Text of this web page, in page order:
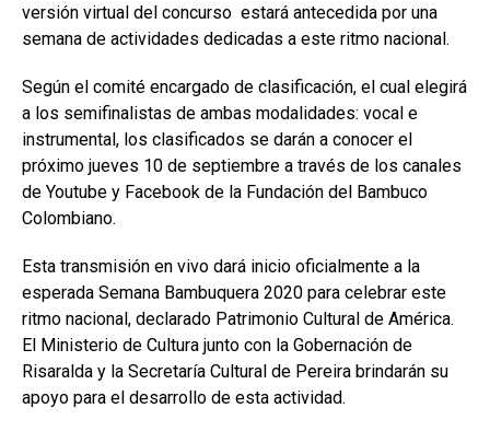
versión virtual del concurso estará antecedida por una
semana de actividades dedicadas a este ritmo nacional.
Según el comité encargado de clasificación, el cual elegirá
a los semifinalistas de ambas modalidades: vocal e
instrumental, los clasificados se darán a conocer el
próximo jueves 10 de septiembre a través de los canales
de Youtube y Facebook de la Fundación del Bambuco
Colombiano.
Esta transmisión en vivo dará inicio oficialmente a la
esperada Semana Bambuquera 2020 para celebrar este
ritmo nacional, declarado Patrimonio Cultural de América.
El Ministerio de Cultura junto con la Gobernación de
Risaralda y la Secretaría Cultural de Pereira brindarán su
apoyo para el desarrollo de esta actividad.